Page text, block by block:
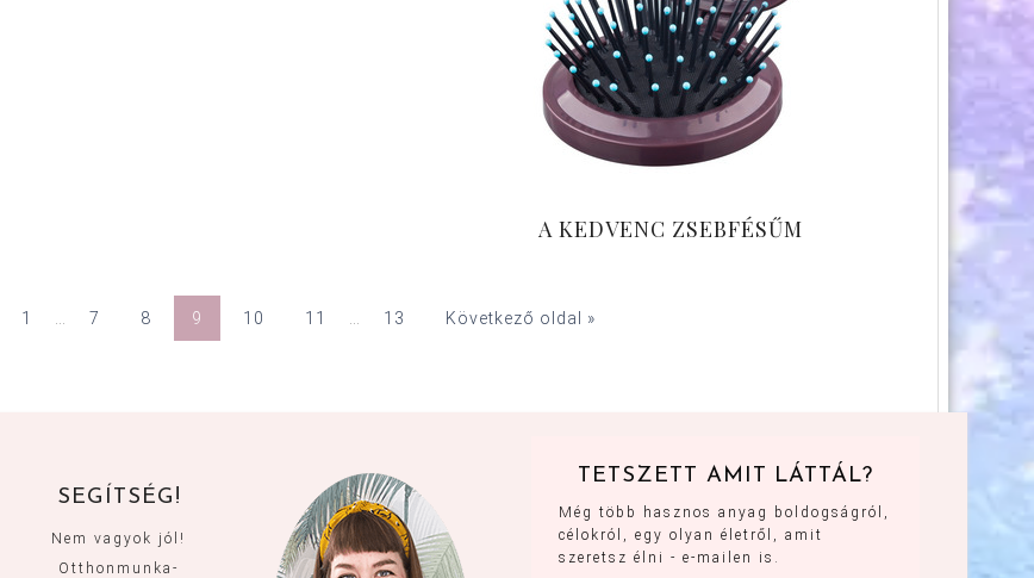
A KEDVENC ZSEBFÉSŰM
1 7 8 9 10 11 13 Következő oldal »
SEGÍTSÉG!
Nem vagyok jól!
Otthonmunka-
TETSZETT AMIT LÁTTÁL?
Még több hasznos anyag boldogságról,
célokról, egy olyan életről, amit
szeretsz élni - e-mailen is.